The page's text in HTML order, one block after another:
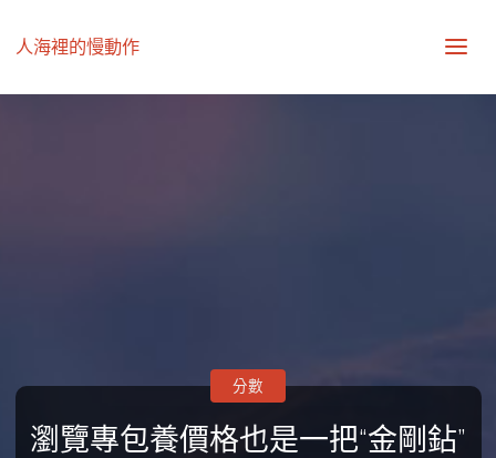
人海裡的慢動作
瀏覽專包養價格也是一把“金剛鉆”
分數